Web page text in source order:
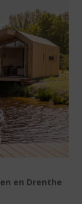
en Drenthe